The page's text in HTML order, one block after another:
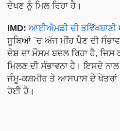
ਦੇਖਣ ਨੂੰ ਮਿਲ ਰਿਹਾ ਹੈ।
IMD: ਆਈਐਮਡੀ ਦੀ ਭਵਿੱਖਬਾਣੀ
ਸੂਬਿਆਂ `ਚ ਅੱਜ ਮੀਂਹ ਪੈਣ ਦੀ
ਦੇਸ਼ ਦਾ ਮੌਸਮ ਬਦਲ ਰਿਹਾ ਹੈ,
ਮਿਲਣ ਦੀ ਸੰਭਾਵਨਾ ਹੈ। ਇਸਦੇ
ਜੰਮੂ-ਕਸ਼ਮੀਰ ਤੇ ਆਸਪਾਸ ਦੇ ਖੇਤਰਾਂ
ਹੋਈ ਹੈ।